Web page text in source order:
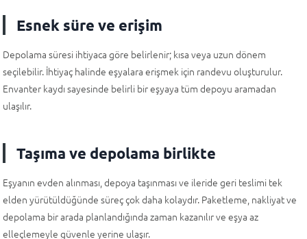
Esnek süre ve erişim
Depolama süresi ihtiyaca göre belirlenir; kısa veya uzun dönem
seçilebilir. İhtiyaç halinde eşyalara erişmek için randevu oluşturulur.
Envanter kaydı sayesinde belirli bir eşyaya tüm depoyu aramadan
ulaşılır.
Taşıma ve depolama birlikte
Eşyanın evden alınması, depoya taşınması ve ileride geri teslimi tek
elden yürütüldüğünde süreç çok daha kolaydır. Paketleme, nakliyat ve
depolama bir arada planlandığında zaman kazanılır ve eşya az
elleçlemeyle güvenle yerine ulaşır.